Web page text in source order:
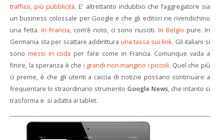
traffico, più pubblicità. E’ altrettanto indubbio che l’aggregatore sia
un business colossale per Google e che gli editori ne rivendichino
una fetta. In Francia, com’è noto, ci sono riusciti.In Belgio pure. In
Germania sta per scattare addirittura una tassa sui link. Gli italiani si
sono messi in coda per fare come in Francia. Comunque vada a
finire, la speranza è che i grandi non mangino i piccoli. Quel che più
ci preme, è che gli utenti a caccia di notizie possano continuare a
frequentare lo straordinario strumento Google News, che intanto si
trasforma e si adatta ai tablet.